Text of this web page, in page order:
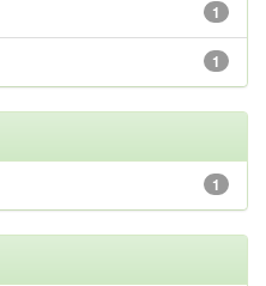
1
1
1